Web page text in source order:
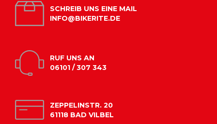
SCHREIB UNS EINE MAIL
INFO@BIKERITE.DE
RUF UNS AN
06101 / 307 343
ZEPPELINSTR. 20
61118 BAD VILBEL